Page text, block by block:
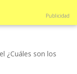
Publicidad
¿Cuáles son los